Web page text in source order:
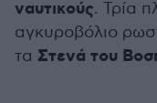
ναυτικούς. Τρία
αγκυροβόλιο
τα Στενά του